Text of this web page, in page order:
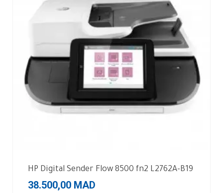
HP Digital Sender Flow 8500 fn2 L2762A-B19
38.500,00 MAD